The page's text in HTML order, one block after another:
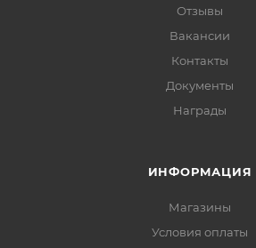
Отзывы
Вакансии
Контакты
Документы
Награды
ИНФОРМАЦИЯ
Магазины
Условия оплаты